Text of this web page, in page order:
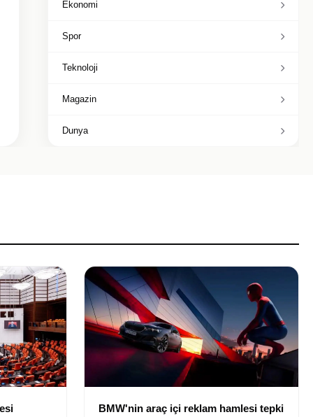
Ekonomi
Spor
Teknoloji
Magazin
Dunya
BMW'nin araç içi reklam hamlesi tepki